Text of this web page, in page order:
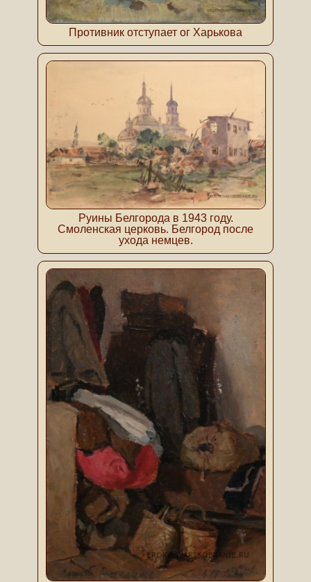
Противник отступает ог Харькова
Руины Белгорода в 1943 году.
Смоленская церковь. Белгород после
ухода немцев.